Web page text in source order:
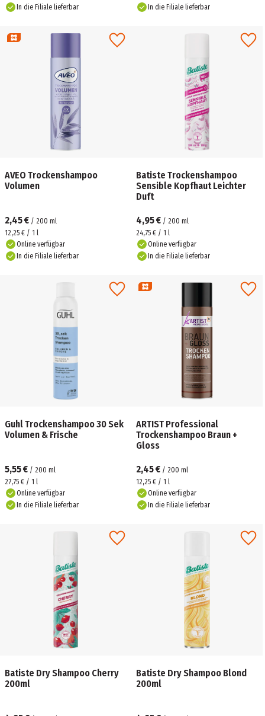
In die Filiale lieferbar In die Filiale lieferbar
AVEO Trockenshampoo
Volumen
2,45 € / 200 ml
12,25 € / 1 l
Online verfügbar
In die Filiale lieferbar
Batiste Trockenshampoo
Sensible Kopfhaut Leichter
Duft
4,95 € / 200 ml
24,75 € / 1 l
Online verfügbar
In die Filiale lieferbar
Guhl Trockenshampoo 30 Sek
Volumen & Frische
5,55 € / 200 ml
27,75 € / 1 l
Online verfügbar
In die Filiale lieferbar
ARTIST Professional
Trockenshampoo Braun +
Gloss
2,45 € / 200 ml
12,25 € / 1 l
Online verfügbar
In die Filiale lieferbar
Batiste Dry Shampoo Cherry
200ml
Batiste Dry Shampoo Blond
200ml